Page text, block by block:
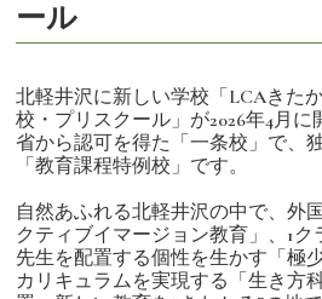
ール
北軽井沢に新しい学校「LCAきた
校・プリスクール」が2026年4月
省から認可を得た「一条校」で、
「教育課程特例校」です。
自然あふれる北軽井沢の中で、外
クティブイマージョン教育」、1ク
先生を配置する個性を生かす「極
カリキュラムを実現する「生き方